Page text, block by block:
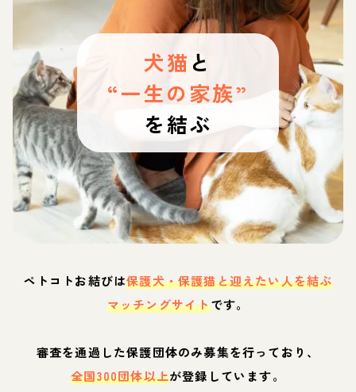
犬猫 と
“一生の家族”
を結ぶ
ペトコトお結びは保護犬・保護猫と迎えたい人を結ぶ
マッチングサイトです。
審査を通過した保護団体のみ募集を行っており、
全国300団体以上が登録しています。